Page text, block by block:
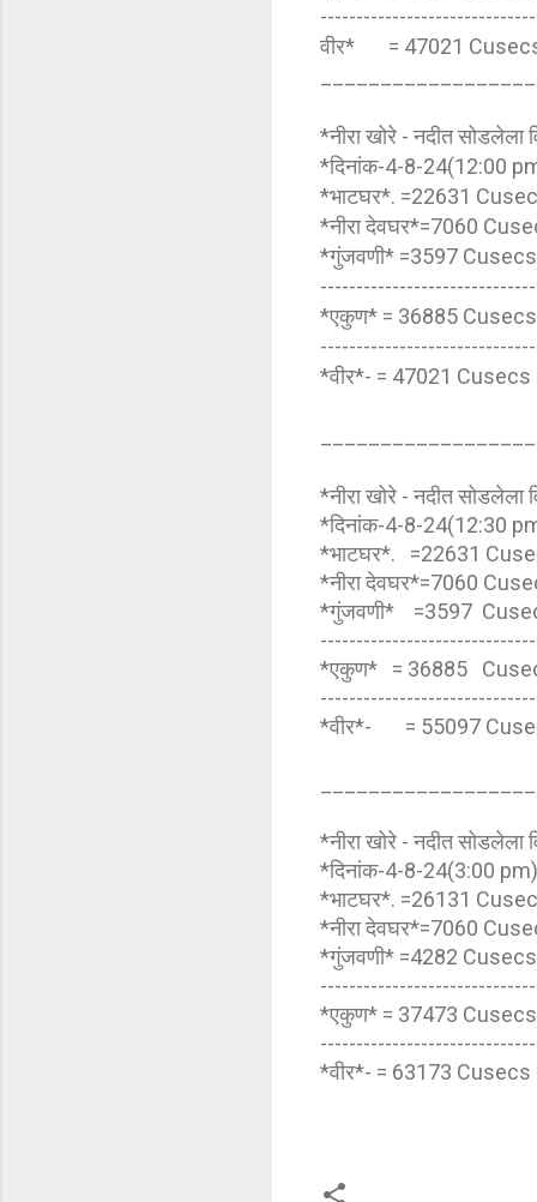
वीर* = 47021
*नीरा खोरे - नदीत सोडलेला
*दिनांक-4-8-24(12:00
*भाटघर*. =22631
*नीरा देवघर*=7060
*गुंजवणी* =3597 Cusecs
*एकुण* = 36885 Cusecs
*वीर*- = 47021 Cusecs
*नीरा खोरे - नदीत सोडलेला
*दिनांक-4-8-24(12:30
*भाटघर*. =22631
*नीरा देवघर*=7060
*गुंजवणी* =3597
*एकुण* = 36885
*वीर*- = 55097
*नीरा खोरे - नदीत सोडलेला
*दिनांक-4-8-24(3:00
*भाटघर*. =26131
*नीरा देवघर*=7060
*गुंजवणी* =4282 Cusecs
*एकुण* = 37473 Cusecs
*वीर*- = 63173 Cusecs